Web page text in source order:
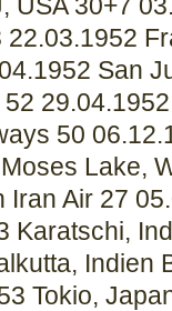
San
50
Lake,
Iran Air 27
Karatschi,
Indien
Tokio,